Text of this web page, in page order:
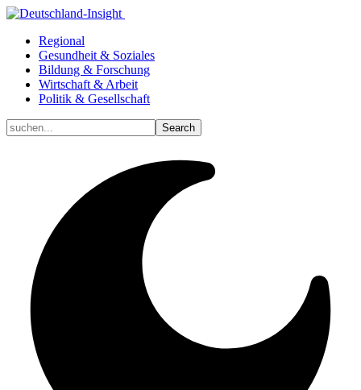
Regional
Gesundheit & Soziales
Bildung & Forschung
Wirtschaft & Arbeit
Politik & Gesellschaft